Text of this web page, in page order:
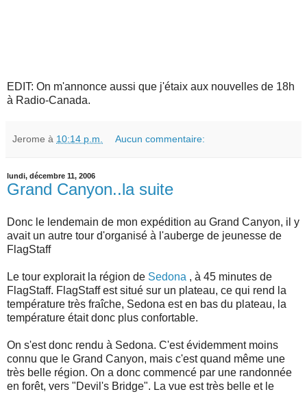
EDIT: On m'annonce aussi que j'étaix aux nouvelles de 18h
à Radio-Canada.
Jerome à 10:14 p.m. Aucun commentaire:
lundi, décembre 11, 2006
Grand Canyon..la suite
Donc le lendemain de mon expédition au Grand Canyon, il y
avait un autre tour d'organisé à l'auberge de jeunesse de
FlagStaff
Le tour explorait la région de Sedona , à 45 minutes de
FlagStaff. FlagStaff est situé sur un plateau, ce qui rend la
température très fraîche, Sedona est en bas du plateau, la
température était donc plus confortable.
On s'est donc rendu à Sedona. C'est évidemment moins
connu que le Grand Canyon, mais c'est quand même une
très belle région. On a donc commencé par une randonnée
en forêt, vers "Devil's Bridge". La vue est très belle et le